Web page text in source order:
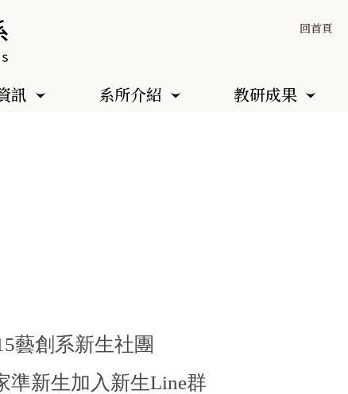
回首頁
訊 系所介紹 教研成果
藝創系新生社團
準新生加入新生Line群